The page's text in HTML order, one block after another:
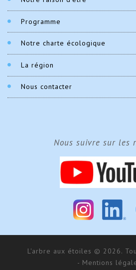
Programme
Notre charte écologique
La région
Nous contacter
Nous suivre sur les
L'arbre aux étoiles © 2026.
- Mentions